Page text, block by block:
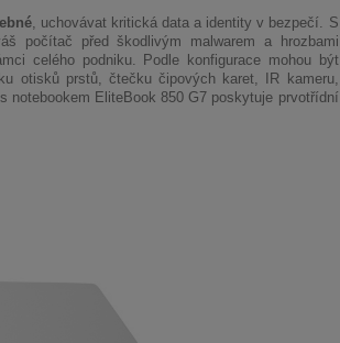
, uchovávat kritická data a identity v bezpečí. S
počítač před škodlivým malwarem a hrozbami
celého podniku. Podle konfigurace mohou být
otisků prstů, čtečku čipových karet, IR kameru,
EliteBook 850 G7 poskytuje prvotřídní